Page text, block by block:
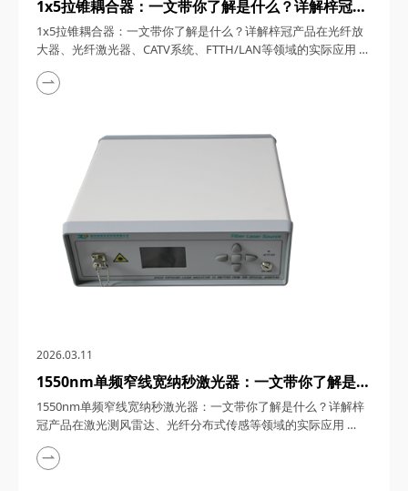
1x5拉锥耦合器：一文带你了解是什么？详解梓冠产
品在光纤放大器、光纤激光器、CATV系统、
FTTH/LAN等领域的实际应用
1x5拉锥耦合器：一文带你了解是什么？详解梓冠产品在光纤放
大器、光纤激光器、CATV系统、FTTH/LAN等领域的实际应用
1x5拉锥耦合器，在光纤通信与传感技术迅猛发展的今天，凭借
其独特的设计、卓越的性能以及广泛的应用场景，成为了光纤网
款产品的内在魅力。 一、1...
2026.03.11
1550nm单频窄线宽纳秒激光器：一文带你了解是什
么？详解梓冠产品在激光测风雷达、光纤分布式传感
等领域的实际应用
1550nm单频窄线宽纳秒激光器：一文带你了解是什么？详解梓
冠产品在激光测风雷达、光纤分布式传感等领域的实际应用
1550nm单频窄线宽纳秒激光器，在激光技术的浩瀚星空中，犹
如一颗璀璨的明星，以其独特的光学特性和广泛的应用领域，吸